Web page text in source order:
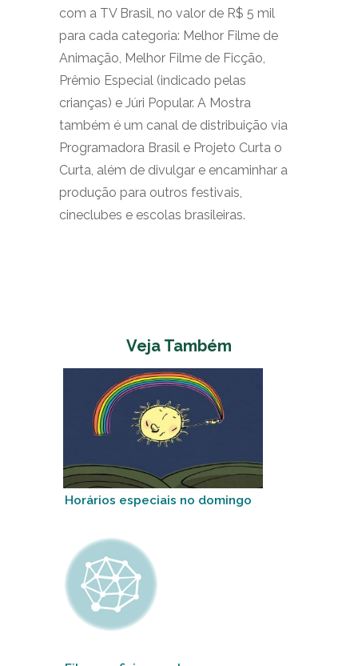
com a TV Brasil, no valor de R$ 5 mil
para cada categoria: Melhor Filme de
Animação, Melhor Filme de Ficção,
Prêmio Especial (indicado pelas
crianças) e Júri Popular. A Mostra
também é um canal de distribuição via
Programadora Brasil e Projeto Curta o
Curta, além de divulgar e encaminhar a
produção para outros festivais,
cineclubes e escolas brasileiras.
Veja Também
Horários especiais no domingo